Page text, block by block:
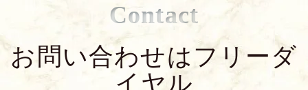
Contact
お問い合わせはフリーダ
イヤル